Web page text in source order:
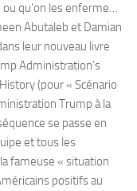
ou qu’on les enferme…
Abutaleb et Damian
leur nouveau livre
Administration’s
(pour « Scénario
Trump à la
se passe en
et tous les
fameuse « situation
positifs au